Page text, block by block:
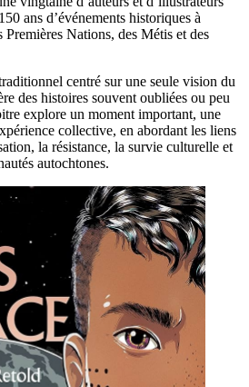
ans d’événements historiques à
Premières Nations, des Métis et des
centré sur une seule vision du
des histoires souvent oubliées ou peu
explore un moment important, une
collective, en abordant les liens
la résistance, la survie culturelle et
autochtones.